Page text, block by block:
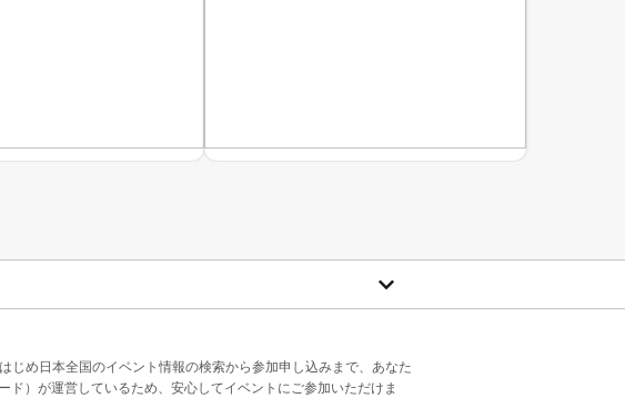
め日本全国のイベント情報の検索から参加申し込みまで、あなた
）が運営しているため、安心してイベントにご参加いただけま